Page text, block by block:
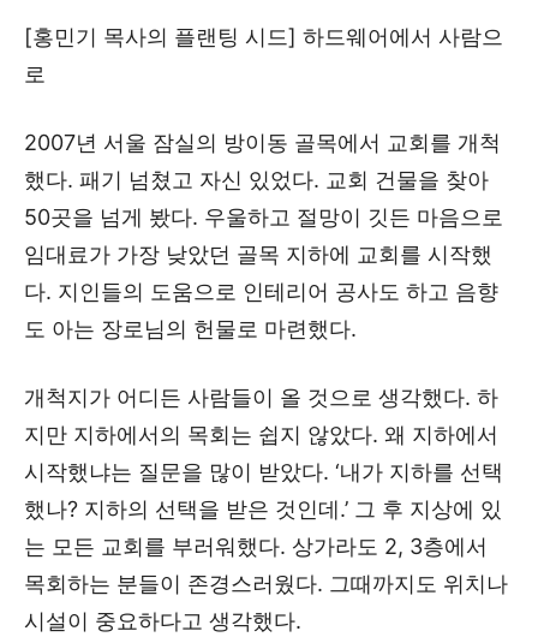
[홍민기 목사의 플랜팅 시드] 하드웨어에서 사람으
로
2007년 서울 잠실의 방이동 골목에서 교회를 개척
했다. 패기 넘쳤고 자신 있었다. 교회 건물을 찾아
50곳을 넘게 봤다. 우울하고 절망이 깃든 마음으로
임대료가 가장 낮았던 골목 지하에 교회를 시작했
다. 지인들의 도움으로 인테리어 공사도 하고 음향
도 아는 장로님의 헌물로 마련했다.
개척지가 어디든 사람들이 올 것으로 생각했다. 하
지만 지하에서의 목회는 쉽지 않았다. 왜 지하에서
시작했냐는 질문을 많이 받았다. ‘내가 지하를 선택
했나? 지하의 선택을 받은 것인데.’ 그 후 지상에 있
는 모든 교회를 부러워했다. 상가라도 2, 3층에서
목회하는 분들이 존경스러웠다. 그때까지도 위치나
시설이 중요하다고 생각했다.